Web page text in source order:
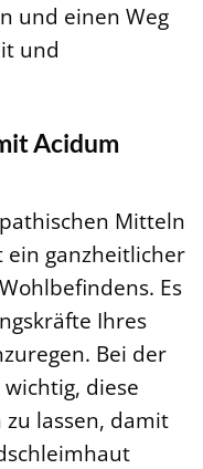
und einen Weg
und
Acidum
Mitteln
ein ganzheitlicher
Es
Ihres
Bei der
diese
lassen, damit